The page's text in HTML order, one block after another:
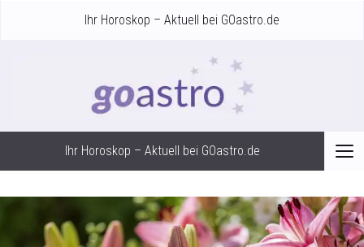
Ihr Horoskop – Aktuell bei GOastro.de
Ihr Horoskop – Aktuell bei GOastro.de